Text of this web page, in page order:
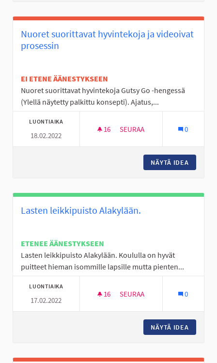
Nuoret suorittavat hyvintekoja ja videoivat
prosessin
EI ETENE ÄÄNESTYKSEEN
Nuoret suorittavat hyvintekoja Gutsy Go -hengessä
(Ylellä näytetty palkittu konsepti). Ajatus,...
LUONTIAIKA
18.02.2022
16 16 SEURAAJAA
SEURAA 0
NÄYTÄ IDEA
Lasten leikkipuisto Alakylään.
ETENEE ÄÄNESTYKSEEN
Lasten leikkipuisto Alakylään. Koululla on hyvät
puitteet hieman isommille lapsille mutta pienten...
LUONTIAIKA
17.02.2022
16 16 SEURAAJAA
SEURAA 0
NÄYTÄ IDEA